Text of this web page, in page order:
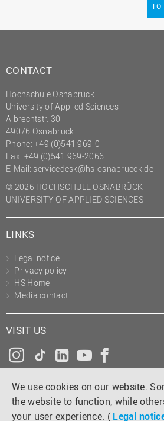
We use cookies on our website.
the website to function, while
your user experience. ( Legal
Personalrat
Präsidialbüro
Professional School
Projekte des Präsidiums
Projektmanagement Office
(PMO)
Prozessmanagement
Recht
Studium und Lehre
Transfer- und
Innovationsmanagement
TO
CONTACT
Hochschule Osnabrück
University of Applied Sciences
Albrechtstr. 30
49076 Osnabrück
Phone: +49 (0)541 969-0
Fax: +49 (0)541 969-2066
E-Mail: servicedesk@hs-osnabrueck.de
© 2026 HOCHSCHULE OSNABRÜCK
UNIVERSITY OF APPLIED SCIENCES
LINKS
Legal notice
Privacy policy
HS Home
Media contact
VISIT US
Instagram
Tiktok
LinkedInYouTube